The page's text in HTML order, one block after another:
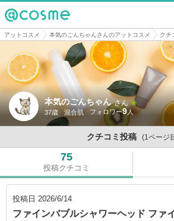
@cosme
アットコスメ 本気のごんちゃんさんのアットコスメ クチ
本気のごんちゃん さん
37歳 混合肌 9
クチコミ投稿 (1ページ
75
投稿クチコミ
投稿日 2026/6/14
ファインバブルシャワーヘッド フ